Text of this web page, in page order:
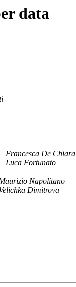
data
Francesca De Chiara
Luca Fortunato
Napolitano
Dimitrova